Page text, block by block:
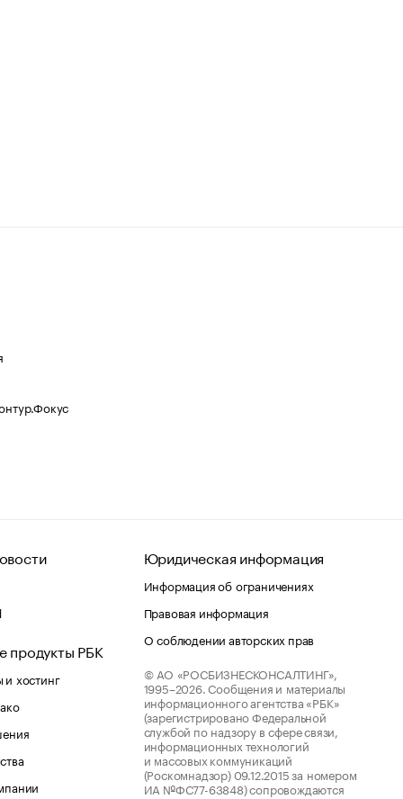
продукты РБК
хостинг
Юридическая информация
Информация об ограничениях
Правовая информация
О соблюдении авторских прав
© АО «РОСБИЗНЕСКОНСАЛТИНГ»,
1995–2026. Сообщения и материалы
информационного агентства «РБК»
(зарегистрировано Федеральной
службой по надзору в сфере связи,
информационных технологий
и массовых коммуникаций
(Роскомнадзор) 09.12.2015 за номером
ИА №ФС77-63848) сопровождаются